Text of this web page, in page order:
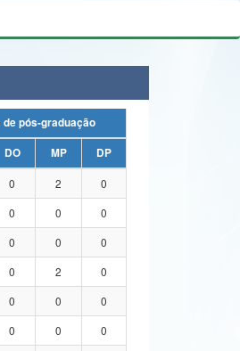
pós-graduação
DO MP
DP
0 2
0
0 0
0
0 0
0
0 2
0
0 0
0
0 0
0